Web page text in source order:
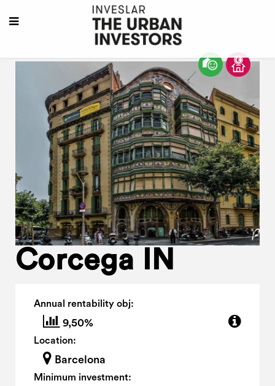
Corcega IN
Annual rentability obj:
9,50%
Location:
Barcelona
Minimum investment: